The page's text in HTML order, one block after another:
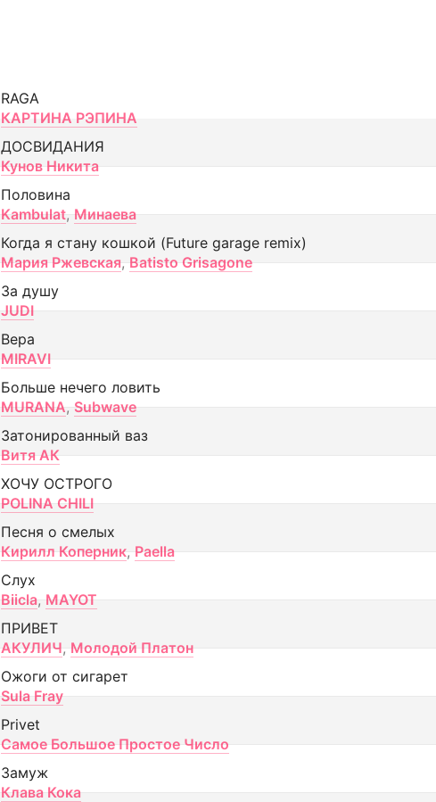
RAGA
КАРТИНА РЭПИНА
ДОСВИДАНИЯ
Кунов Никита
Половина
Kambulat, Минаева
Когда я стану кошкой (Future garage remix)
Мария Ржевская, Batisto Grisagone
За душу
JUDI
Вера
MIRAVI
Больше нечего ловить
MURANA, Subwave
Затонированный ваз
Витя АК
ХОЧУ ОСТРОГО
POLINA CHILI
Песня о смелых
Кирилл Коперник, Paella
Слух
Biicla, MAYOT
ПРИВЕТ
АКУЛИЧ, Молодой Платон
Ожоги от сигарет
Sula Fray
Privet
Самое Большое Простое Число
Замуж
Клава Кока